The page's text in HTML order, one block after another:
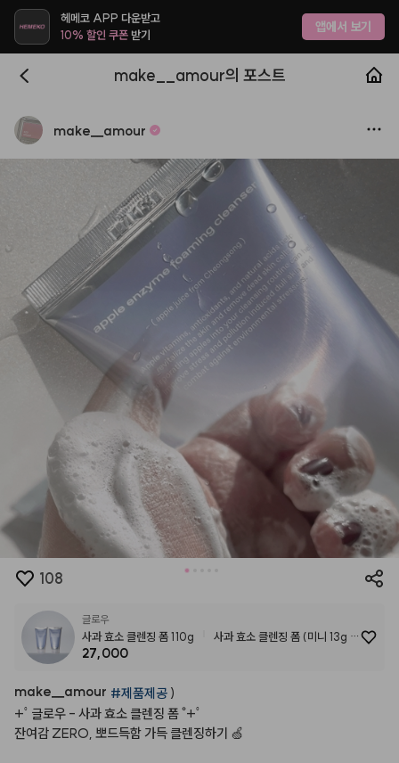
헤메코 APP 다운받고
10% 할인 쿠폰받기 앱에서 보기
make__amour의 포스트
make amour
108
글로우
사과 효소 클렌징 폼 110g
사과 효소 클렌징 폼 (미니 13g /
본품 110g)
27,000
make amour #제품제공 )
+ﾟ글로우 - 사과효소 클렌징 폼˚+ﾟ
잔여감 ZERO, 뽀드득함 가득 클렌징하기 🍏